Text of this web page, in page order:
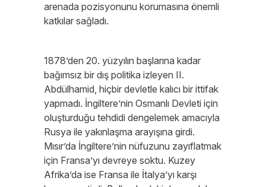
arenada pozisyonunu korumasına önemli
katkılar sağladı.
1878’den 20. yüzyılın başlarına kadar
bağımsız bir dış politika izleyen II.
Abdülhamid, hiçbir devletle kalıcı bir ittifak
yapmadı. İngiltere’nin Osmanlı Devleti için
oluşturduğu tehdidi dengelemek amacıyla
Rusya ile yakınlaşma arayışına girdi.
Mısır’da İngiltere’nin nüfuzunu zayıflatmak
için Fransa’yı devreye soktu. Kuzey
Afrika’da ise Fransa ile İtalya’yı karşı